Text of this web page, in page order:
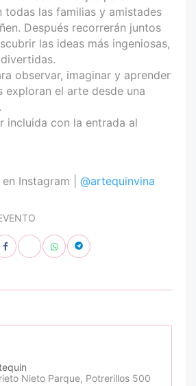
las familias y amistades
Después recorrerán juntos
las ideas más ingeniosas,
observar, imaginar y aprender
exploran el arte desde una
incluida con la entrada al
Instagram | @artequinvina
Nieto Parque, Potrerillos 500